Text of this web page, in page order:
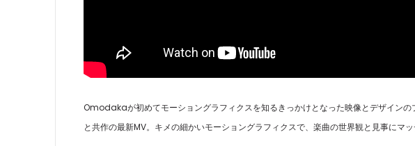
Omodakaが初めてモーショングラフィクスを知るきっかけとなった映像とデザインの
と共作の最新MV。キメの細かいモーショングラフィクスで、楽曲の世界観と見事にマッ